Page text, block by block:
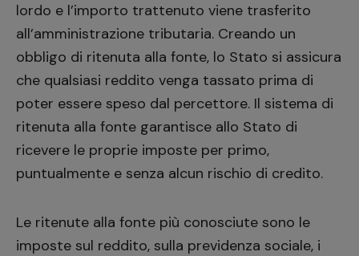
lordo e l’importo trattenuto viene trasferito
all’amministrazione tributaria. Creando un
obbligo di ritenuta alla fonte, lo Stato si assicura
che qualsiasi reddito venga tassato prima di
poter essere speso dal percettore. Il sistema di
ritenuta alla fonte garantisce allo Stato di
ricevere le proprie imposte per primo,
puntualmente e senza alcun rischio di credito.
Le ritenute alla fonte più conosciute sono le
imposte sul reddito, sulla previdenza sociale, i